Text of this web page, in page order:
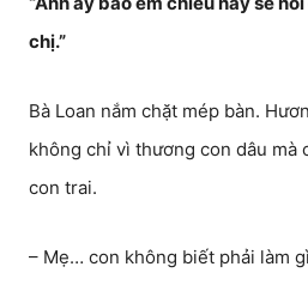
chị.”
Bà Loan nắm chặt mép bàn.
không chỉ vì thương con dâu mà
con trai.
– Mẹ… con không biết phải làm